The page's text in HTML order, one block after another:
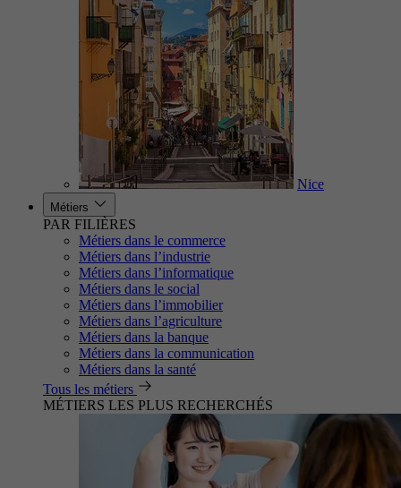
Nice
Métiers
PAR FILIÈRES
Métiers dans le commerce
Métiers dans l’industrie
Métiers dans l’informatique
Métiers dans le social
Métiers dans l’immobilier
Métiers dans l’agriculture
Métiers dans la banque
Métiers dans la communication
Métiers dans la santé
Tous les métiers
MÉTIERS LES PLUS RECHERCHÉS